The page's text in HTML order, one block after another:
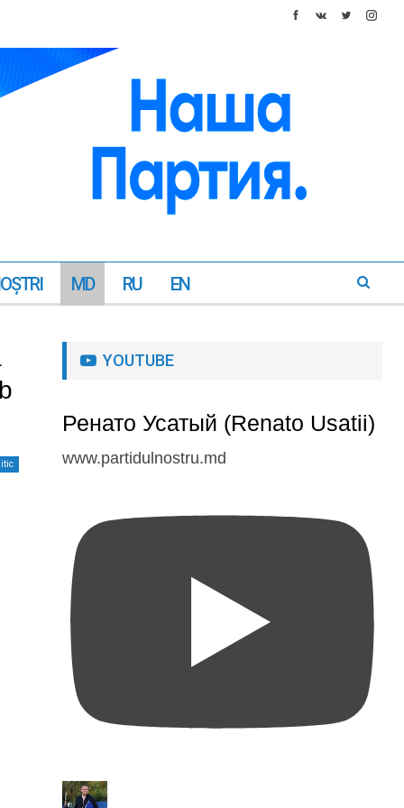
MD RU EN
YOUTUBE
Ренато Усатый (Renato Usatii)
www.partidulnostru.md